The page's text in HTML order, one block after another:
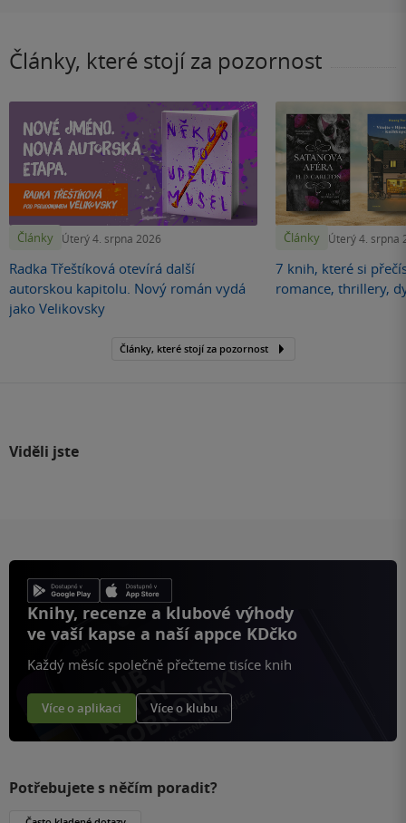
Články, které stojí za pozornost
Články Úterý 4. srpna 2026
Radka Třeštíková otevírá další
autorskou kapitolu. Nový román vydá
jako Velikovsky
Články Úterý 4. srpna
7 knih, které si
romance, thrillery,
Články, které stojí za pozornost
Viděli jste
Knihy, recenze a klubové výhody
ve vaší kapse a naší appce KDčko
Každý měsíc společně přečteme tisíce knih
Více o aplikaci Více o klubu
Potřebujete s něčím poradit?